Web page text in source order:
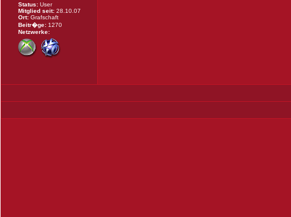
Status: User
Mitglied seit: 28.10.07
Ort: Grafschaft
Beitr�ge: 1270
Netzwerke: